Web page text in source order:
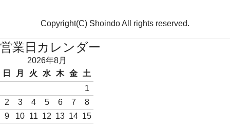
Copyright(C) Shoindo All rights reserved.
営業日カレンダー
2026年8月
日
月 火 水 木 金
土
1
2
3 4 5 6 7
8
9
10 11 12 13 14 15